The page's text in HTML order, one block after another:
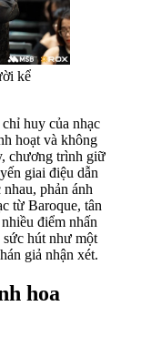
kể
huy của nhạc
hoạt và không
chương trình giữ
giai điệu dẫn
phản ánh
từ Baroque, tân
điểm nhấn
hút như một
giả nhận xét.
hoa